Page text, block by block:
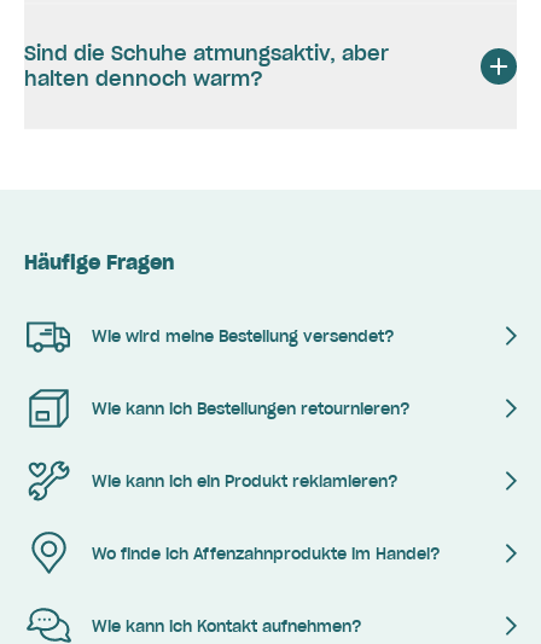
Sind die Schuhe atmungsaktiv, aber
halten dennoch warm?
Häufige Fragen
Wie wird meine Bestellung versendet?
Wie kann ich Bestellungen retournieren?
Wie kann ich ein Produkt reklamieren?
Wo finde ich Affenzahnprodukte im Handel?
Wie kann ich Kontakt aufnehmen?